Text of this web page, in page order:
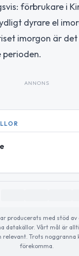
förbrukare i
dyrare el
imorgon är
perioden.
ANNONS
producerats med stöd
datakällor. Vårt mål är
relevant. Trots noggranna
förekomma.